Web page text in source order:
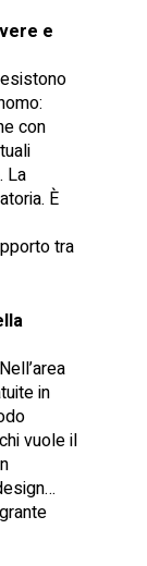
e
con
La
È
tra
in
vuole il